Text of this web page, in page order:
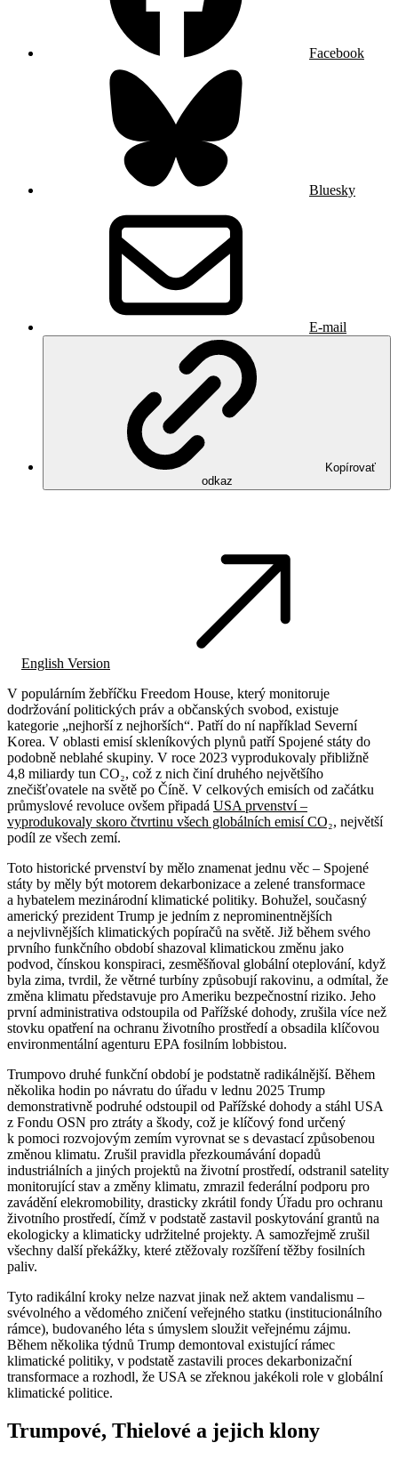
Facebook
Bluesky
E-mail
Kopírovať
odkaz
English Version
V populárním žebříčku Freedom House, který monitoruje
dodržování politických práv a občanských svobod, existuje
kategorie „nejhorší z nejhorších“. Patří do ní například Severní
Korea. V oblasti emisí skleníkových plynů patří Spojené státy do
podobně neblahé skupiny. V roce 2023 vyprodukovaly přibližně
4,8 miliardy tun CO₂, což z nich činí druhého největšího
znečišťovatele na světě po Číně. V celkových emisích od začátku
průmyslové revoluce ovšem připadá USA prvenství –
vyprodukovaly skoro čtvrtinu všech globálních emisí CO₂, největší
podíl ze všech zemí.
Toto historické prvenství by mělo znamenat jednu věc – Spojené
státy by měly být motorem dekarbonizace a zelené transformace
a hybatelem mezinárodní klimatické politiky. Bohužel, současný
americký prezident Trump je jedním z neprominentnějších
a nejvlivnějších klimatických popíračů na světě. Již během svého
prvního funkčního období shazoval klimatickou změnu jako
podvod, čínskou konspiraci, zesměšňoval globální oteplování, když
byla zima, tvrdil, že větrné turbíny způsobují rakovinu, a odmítal, že
změna klimatu představuje pro Ameriku bezpečnostní riziko. Jeho
první administrativa odstoupila od Pařížské dohody, zrušila více než
stovku opatření na ochranu životního prostředí a obsadila klíčovou
environmentální agenturu EPA fosilním lobbistou.
Trumpovo druhé funkční období je podstatně radikálnější. Během
několika hodin po návratu do úřadu v lednu 2025 Trump
demonstrativně podruhé odstoupil od Pařížské dohody a stáhl USA
z Fondu OSN pro ztráty a škody, což je klíčový fond určený
k pomoci rozvojovým zemím vyrovnat se s devastací způsobenou
změnou klimatu. Zrušil pravidla přezkoumávání dopadů
industriálních a jiných projektů na životní prostředí, odstranil satelity
monitorující stav a změny klimatu, zmrazil federální podporu pro
zavádění elekromobility, drasticky zkrátil fondy Úřadu pro ochranu
životního prostředí, čímž v podstatě zastavil poskytování grantů na
ekologicky a klimaticky udržitelné projekty. A samozřejmě zrušil
všechny další překážky, které ztěžovaly rozšíření těžby fosilních
paliv.
Tyto radikální kroky nelze nazvat jinak než aktem vandalismu –
svévolného a vědomého zničení veřejného statku (institucionálního
rámce), budovaného léta s úmyslem sloužit veřejnému zájmu.
Během několika týdnů Trump demontoval existující rámec
klimatické politiky, v podstatě zastavili proces dekarbonizační
transformace a rozhodl, že USA se zřeknou jakékoli role v globální
klimatické politice.
Trumpové, Thielové a jejich klony